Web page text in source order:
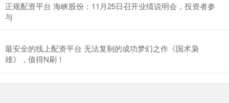
创业板指 3563.12 +47.56 +1.35%
正规配资平台 海峡股份：11月25日召开业绩说明会，投资者参
与
最安全的线上配资平台 无法复制的成功梦幻之作《国术枭
雄》，值得N刷！